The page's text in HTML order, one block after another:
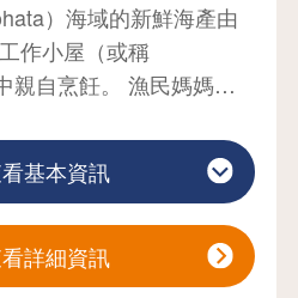
）海域的新鮮海產由
作小屋（或稱
親自烹飪。 漁民媽媽會
。
基本資訊
詳細資訊